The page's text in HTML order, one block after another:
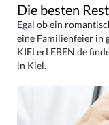
Die besten
Egal ob ein
eine Familienfeier in
KIELerLEBEN.de
in Kiel.